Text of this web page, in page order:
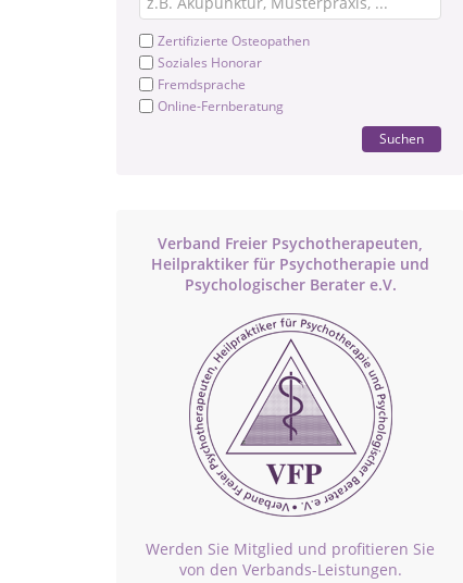
Zertifizierte Osteopathen
Soziales Honorar
Fremdsprache
Online-Fernberatung
Suchen
Verband Freier Psychotherapeuten,
Heilpraktiker für Psychotherapie und
Psychologischer Berater e.V.
Werden Sie Mitglied und profitieren Sie
von den Verbands-Leistungen.